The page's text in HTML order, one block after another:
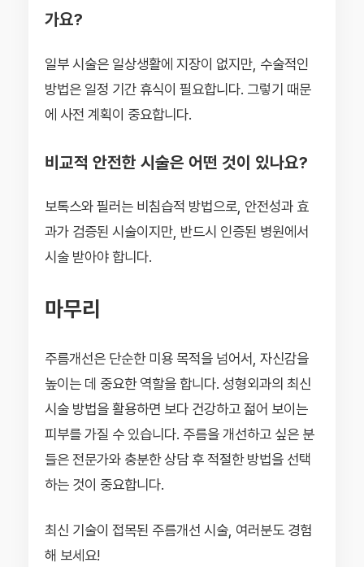
가요?
일부 시술은 일상생활에 지장이 없지만, 수술적인
방법은 일정 기간 휴식이 필요합니다. 그렇기 때문
에 사전 계획이 중요합니다.
비교적 안전한 시술은 어떤 것이 있나요?
보톡스와 필러는 비침습적 방법으로, 안전성과 효
과가 검증된 시술이지만, 반드시 인증된 병원에서
시술 받아야 합니다.
마무리
주름개선은 단순한 미용 목적을 넘어서, 자신감을
높이는 데 중요한 역할을 합니다. 성형외과의 최신
시술 방법을 활용하면 보다 건강하고 젊어 보이는
피부를 가질 수 있습니다. 주름을 개선하고 싶은 분
들은 전문가와 충분한 상담 후 적절한 방법을 선택
하는 것이 중요합니다.
최신 기술이 접목된 주름개선 시술, 여러분도 경험
해 보세요!